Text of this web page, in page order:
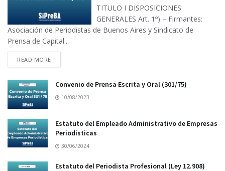
TITULO I DISPOSICIONES
GENERALES Art. 1º) – Firmantes:
Asociación de Periodistas de Buenos Aires y Sindicato de
Prensa de Capital...
READ MORE
Convenio de Prensa Escrita y Oral (301/75)
10/08/2023
Estatuto del Empleado Administrativo de Empresas
Periodisticas
30/06/2024
Estatuto del Periodista Profesional (Ley 12.908)